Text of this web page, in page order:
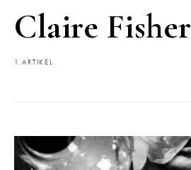
Claire Fisher
1 ARTIKEL